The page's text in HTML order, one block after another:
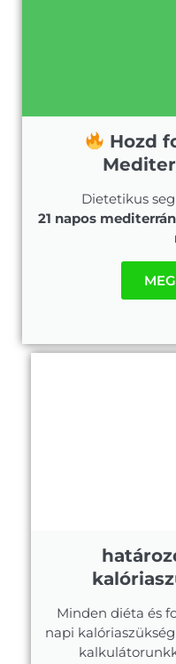
Hozd
Dietetikus
21 napos
Minden diéta és
napi